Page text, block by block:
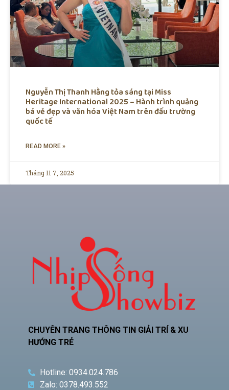
Nguyễn Thị Thanh Hằng tỏa sáng tại Miss
Heritage International 2025 – Hành trình quảng
bá vẻ đẹp và văn hóa Việt Nam trên đấu trường
quốc tế
READ MORE »
Tháng 11 7, 2025
CHUYÊN TRANG THÔNG TIN GIẢI TRÍ & XU
HƯỚNG TRẺ
Hotline: 0934.024.786
Zalo: 0378.493.552